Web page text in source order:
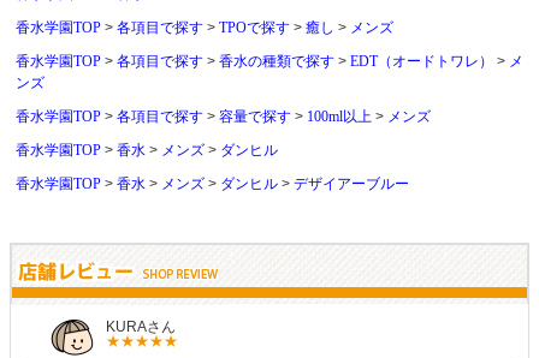
香水学園TOP
各項目で探す TPOで探す 癒し
メンズ
香水学園TOP
各項目で探す 香水の種類で探す EDT（オードトワレ）
メ
ンズ
香水学園TOP
各項目で探す 容量で探す 100ml以上
メンズ
香水学園TOP
香水 メンズ
ダンヒル
香水学園TOP
香水 メンズ ダンヒル デザイアーブルー